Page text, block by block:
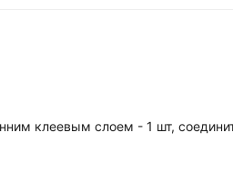
клеевым слоем - 1 шт,